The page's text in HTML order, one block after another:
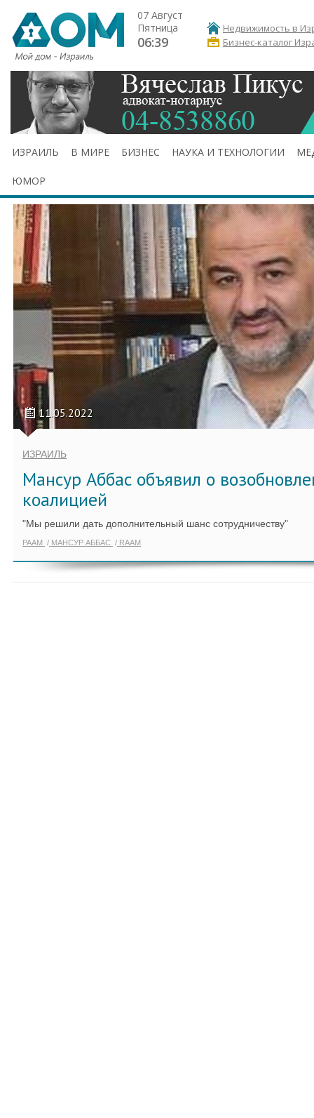
07 Август
Пятница
06:39
Недвижимость в
Бизнес-каталог
ИЗРАИЛЬ В МИРЕ БИЗНЕС НАУКА И ТЕХНОЛОГИИ
ЮМОР
11.05.2022
ИЗРАИЛЬ
Мансур Аббас объявил о
коалицией
"Мы решили дать дополнительный шанс сотрудничеству"
РААМ МАНСУР АББАС RAAM